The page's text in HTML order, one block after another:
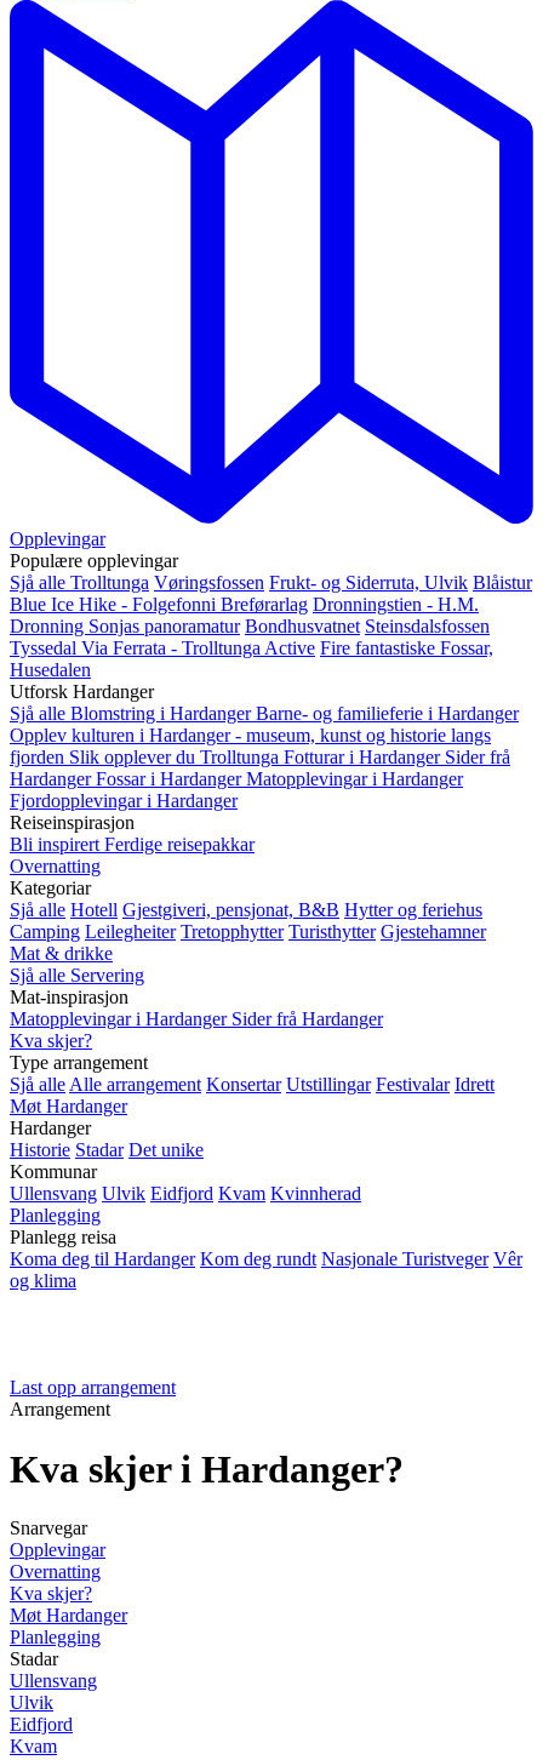
Opplevingar
Populære opplevingar
Sjå alle Trolltunga Vøringsfossen Frukt- og Siderruta, Ulvik Blåistur
Blue Ice Hike - Folgefonni Breførarlag Dronningstien - H.M.
Dronning Sonjas panoramatur Bondhusvatnet Steinsdalsfossen
Tyssedal Via Ferrata - Trolltunga Active Fire fantastiske Fossar,
Husedalen
Utforsk Hardanger
Sjå alle Blomstring i HardangerBarne- og familieferie i Hardanger
Opplev kulturen i Hardanger - museum, kunst og historie langs
fjorden Slik opplever du Trolltunga Fotturar i Hardanger Sider frå
HardangerFossar i HardangerMatopplevingar i Hardanger
Fjordopplevingar i Hardanger
Reiseinspirasjon
Bli inspirert Ferdige reisepakkar
Overnatting
Kategoriar
Sjå alle Hotell Gjestgiveri, pensjonat, B&B Hytter og feriehus
Camping Leilegheiter Tretopphytter Turisthytter Gjestehamner
Mat & drikke
Sjå alle Servering
Mat-inspirasjon
Matopplevingar i Hardanger Sider frå Hardanger
Kva skjer?
Type arrangement
Sjå alle Alle arrangement Konsertar Utstillingar Festivalar Idrett
Møt Hardanger
Hardanger
Historie Stadar Det unike
Kommunar
Ullensvang Ulvik Eidfjord Kvam Kvinnherad
Planlegging
Planlegg reisa
Koma deg til Hardanger Kom deg rundt Nasjonale Turistveger Vêr
og klima
Last opp arrangement
Arrangement
Kva skjer i Hardanger?
Snarvegar
Opplevingar
Overnatting
Kva skjer?
Møt Hardanger
Planlegging
Stadar
Ullensvang
Ulvik
Eidfjord
Kvam